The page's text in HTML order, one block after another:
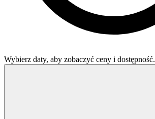
Wybierz daty, aby zobaczyć ceny i dostępność.